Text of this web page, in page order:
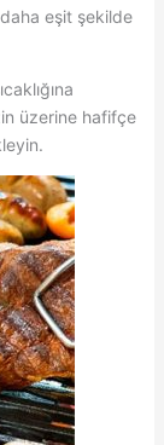
eşit şekilde
üzerine hafifçe